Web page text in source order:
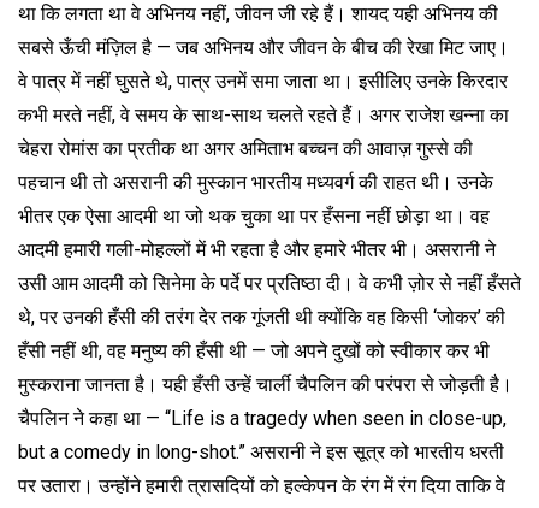
था कि लगता था वे अभिनय नहीं, जीवन जी रहे हैं। शायद यही अभिनय की
सबसे ऊँची मंज़िल है — जब अभिनय और जीवन के बीच की रेखा मिट जाए।
वे पात्र में नहीं घुसते थे, पात्र उनमें समा जाता था। इसीलिए उनके किरदार
कभी मरते नहीं, वे समय के साथ-साथ चलते रहते हैं। अगर राजेश खन्ना का
चेहरा रोमांस का प्रतीक था अगर अमिताभ बच्चन की आवाज़ गुस्से की
पहचान थी तो असरानी की मुस्कान भारतीय मध्यवर्ग की राहत थी। उनके
भीतर एक ऐसा आदमी था जो थक चुका था पर हँसना नहीं छोड़ा था। वह
आदमी हमारी गली-मोहल्लों में भी रहता है और हमारे भीतर भी। असरानी ने
उसी आम आदमी को सिनेमा के पर्दे पर प्रतिष्ठा दी। वे कभी ज़ोर से नहीं हँसते
थे, पर उनकी हँसी की तरंग देर तक गूंजती थी क्योंकि वह किसी ‘जोकर’ की
हँसी नहीं थी, वह मनुष्य की हँसी थी — जो अपने दुखों को स्वीकार कर भी
मुस्कराना जानता है। यही हँसी उन्हें चार्ली चैपलिन की परंपरा से जोड़ती है।
चैपलिन ने कहा था — “Life is a tragedy when seen in close-up,
but a comedy in long-shot.” असरानी ने इस सूत्र को भारतीय धरती
पर उतारा। उन्होंने हमारी त्रासदियों को हल्केपन के रंग में रंग दिया ताकि वे